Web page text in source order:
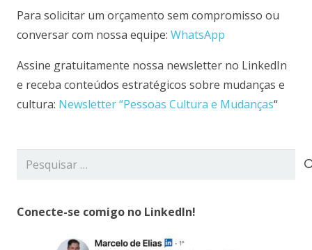
Para solicitar um orçamento sem compromisso ou
conversar com nossa equipe: WhatsApp
Assine gratuitamente nossa newsletter no LinkedIn
e receba conteúdos estratégicos sobre mudanças e
cultura: Newsletter “Pessoas Cultura e Mudanças“
Pesquisar
Conecte-se comigo no LinkedIn!